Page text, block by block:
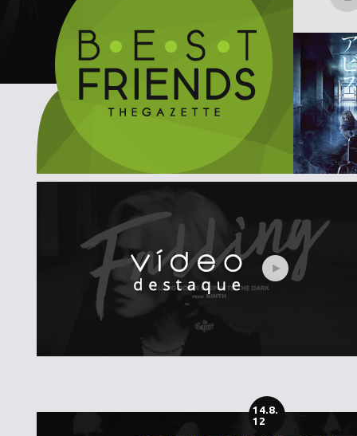
14.8.
12